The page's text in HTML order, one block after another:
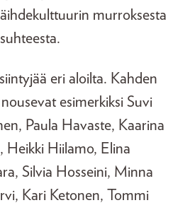
murroksesta
eri aloilta. Kahden
esimerkiksi Suvi
Paula Havaste, Kaarina
Heikki Hiilamo, Elina
Silvia Hosseini, Minna
Kari Ketonen, Tommi